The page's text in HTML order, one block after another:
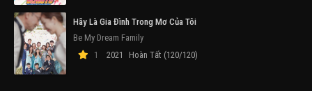
Hãy Là Gia Đình Trong Mơ Của Tôi
Be My Dream Family
1
2021 Hoàn Tất (120/120)